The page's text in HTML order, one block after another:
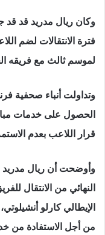
وكان ريال مدريد قد قد
فترة الانتقالات لضم
لموسم ثالث مع فريقه
وتداولت أنباء صحفية
الحصول على خدمات
قرار اللاعب بعدم
وأوضحت أن ريال مدريد
النهائي من الانتقال
الإيطالي كارلو
من أجل الاستفادة من